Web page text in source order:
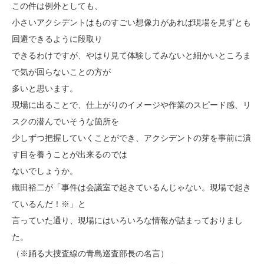
この件は例外としても、
小さいアクシデントはものすごい想像力があれば現場を見ずとも
回避できるように段取り
できるわけですが、やはり見て体験してみないと細かいところま
で気が回らないことの方が
多いと思います。
現場に出ることで、仕上がりのイメージや作業のスピード感、リ
スクの潜んでいそうな箇所を
少しずつ把握していくことができ、アクシデントの芽を事前に潰
す目を養うことが出来るのでは
ないでしょうか。
織田裕二が「事件は会議室で起きているんじゃない。現場で起き
ているんだ！※」と
言っていた通り、現場にはいろいろな情報が詰まっておりまし
た。
（※踊る大捜査線の青島巡査部長の名言）